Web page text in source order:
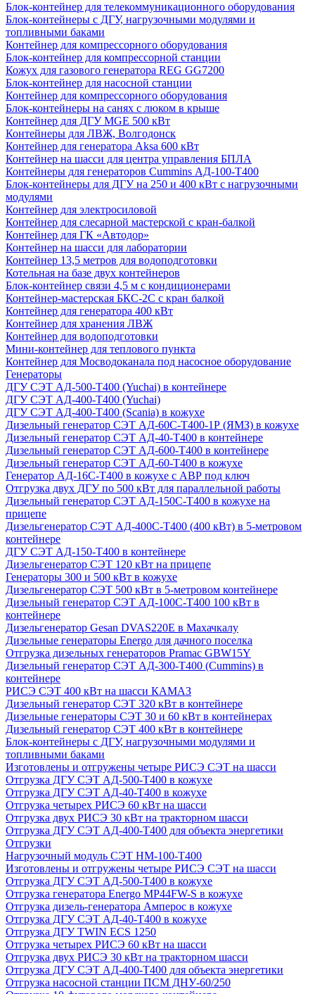
Блок-контейнер для телекоммуникационного оборудования
Блок-контейнеры с ДГУ, нагрузочными модулями и
топливными баками
Контейнер для компрессорного оборудования
Блок-контейнер для компрессорной станции
Кожух для газового генератора REG GG7200
Блок-контейнер для насосной станции
Контейнер для компрессорного оборудования
Блок-контейнеры на санях с люком в крыше
Контейнер для ДГУ MGE 500 кВт
Контейнеры для ЛВЖ, Волгодонск
Контейнер для генератора Aksa 600 кВт
Контейнер на шасси для центра управления БПЛА
Контейнеры для генераторов Cummins АД-100-Т400
Блок-контейнеры для ДГУ на 250 и 400 кВт с нагрузочными
модулями
Контейнер для электросиловой
Контейнер для слесарной мастерской с кран-балкой
Контейнер для ГК «Автодор»
Контейнер на шасси для лаборатории
Контейнер 13,5 метров для водоподготовки
Котельная на базе двух контейнеров
Блок-контейнер связи 4,5 м с кондиционерами
Контейнер-мастерская БКС-2С с кран балкой
Контейнер для генератора 400 кВт
Контейнер для хранения ЛВЖ
Контейнер для водоподготовки
Мини-контейнер для теплового пункта
Контейнер для Мосводоканала под насосное оборудование
Генераторы
ДГУ СЭТ АД-500-Т400 (Yuchai) в контейнере
ДГУ СЭТ АД-400-Т400 (Yuchai)
ДГУ СЭТ АД-400-Т400 (Scania) в кожухе
Дизельный генератор СЭТ АД-60С-Т400-1Р (ЯМЗ) в кожухе
Дизельный генератор СЭТ АД-40-Т400 в контейнере
Дизельный генератор СЭТ АД-600-Т400 в контейнере
Дизельный генератор СЭТ АД-60-Т400 в кожухе
Генератор АД-16С-Т400 в кожухе с АВР под ключ
Отгрузка двух ДГУ по 500 кВт для параллельной работы
Дизельный генератор СЭТ АД-150С-Т400 в кожухе на
прицепе
Дизельгенератор СЭТ АД-400С-Т400 (400 кВт) в 5-метровом
контейнере
ДГУ СЭТ АД-150-Т400 в контейнере
Дизельгенератор СЭТ 120 кВт на прицепе
Генераторы 300 и 500 кВт в кожухе
Дизельгенератор СЭТ 500 кВт в 5-метровом контейнере
Дизельный генератор СЭТ АД-100С-Т400 100 кВт в
контейнере
Дизельгенератор Gesan DVAS220E в Махачкалу
Дизельные генераторы Energo для дачного поселка
Отгрузка дизельных генераторов Pramac GВW15Y
Дизельный генератор СЭТ АД-300-Т400 (Cummins) в
контейнере
РИСЭ СЭТ 400 кВт на шасси КАМАЗ
Дизельный генератор СЭТ 320 кВт в контейнере
Дизельные генераторы СЭТ 30 и 60 кВт в контейнерах
Дизельный генератор СЭТ 400 кВт в контейнере
Блок-контейнеры с ДГУ, нагрузочными модулями и
топливными баками
Изготовлены и отгружены четыре РИСЭ СЭТ на шасси
Отгрузка ДГУ СЭТ АД-500-Т400 в кожухе
Отгрузка ДГУ СЭТ АД-40-Т400 в кожухе
Отгрузка четырех РИСЭ 60 кВт на шасси
Отгрузка двух РИСЭ 30 кВт на тракторном шасси
Отгрузка ДГУ СЭТ АД-400-Т400 для объекта энергетики
Отгрузки
Нагрузочный модуль СЭТ НМ-100-Т400
Изготовлены и отгружены четыре РИСЭ СЭТ на шасси
Отгрузка ДГУ СЭТ АД-500-Т400 в кожухе
Отгрузка генератора Energo MP44FW-S в кожухе
Отгрузка дизель-генератора Амперос в кожухе
Отгрузка ДГУ СЭТ АД-40-Т400 в кожухе
Отгрузка ДГУ TWIN ECS 1250
Отгрузка четырех РИСЭ 60 кВт на шасси
Отгрузка двух РИСЭ 30 кВт на тракторном шасси
Отгрузка ДГУ СЭТ АД-400-Т400 для объекта энергетики
Отгрузка насосной станции ПСМ ДНУ-60/250